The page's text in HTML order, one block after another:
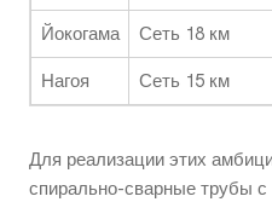
Йокогама
Сеть 18 км
Нагоя
Сеть 15 км
Для реализации этих
спирально-сварные трубы